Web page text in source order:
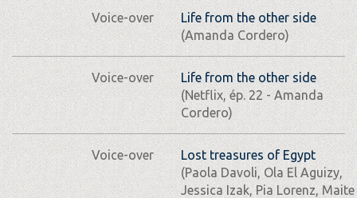
Voice-over
Life from the other side
(Amanda Cordero)
Voice-over
Life from the other side
(Netflix, ép. 22 - Amanda
Cordero)
Voice-over
Lost treasures of Egypt
(Paola Davoli, Ola El Aguizy,
Jessica Izak, Pia Lorenz, Maite